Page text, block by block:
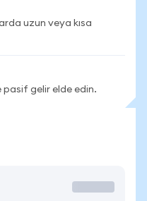
uzun veya kısa
pasif gelir elde edin.